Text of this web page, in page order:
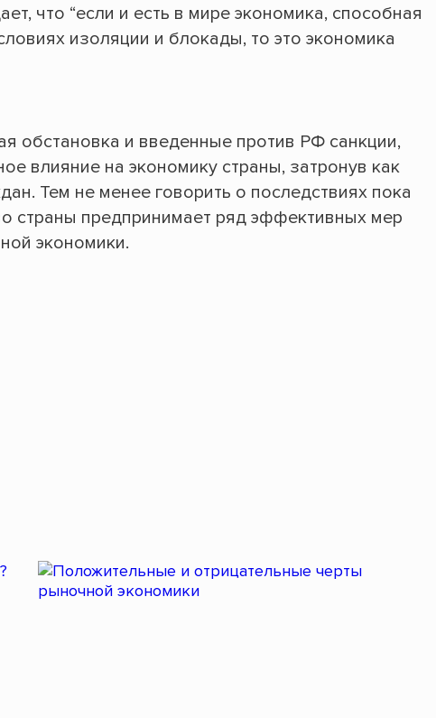
что “если и есть в мире экономика, способная
изоляции и блокады, то это экономика
обстановка и введенные против РФ санкции,
влияние на экономику страны, затронув как
Тем не менее говорить о последствиях пока
страны предпринимает ряд эффективных мер
экономики.